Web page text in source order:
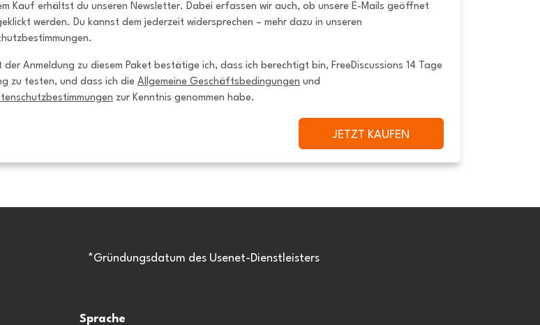
Kauf erhältst du unseren Newsletter. Dabei erfassen wir auch, ob unsere E-Mails geöffnet
werden. Du kannst dem jederzeit widersprechen – mehr dazu in unseren
der Anmeldung zu diesem Paket bestätige ich, dass ich berechtigt bin, FreeDiscussions 14 Tage
zu testen, und dass ich die Allgemeine Geschäftsbedingungen
zur Kenntnis genommen habe.
JETZT KAUFEN
*Gründungsdatum des Usenet-Dienstleisters
Sprache